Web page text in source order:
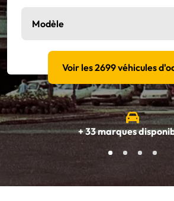
Modèle
Voir les 2699 véhicules
+ 33 marques